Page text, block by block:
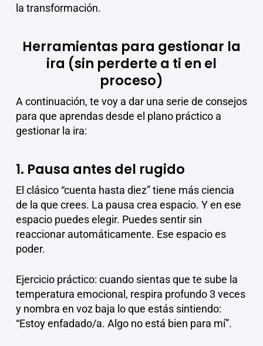
la transformación.
Herramientas para gestionar la
ira (sin perderte a ti en el
proceso)
A continuación, te voy a dar una serie de consejos
para que aprendas desde el plano práctico a
gestionar la ira:
1. Pausa antes del rugido
El clásico “cuenta hasta diez” tiene más ciencia
de la que crees. La pausa crea espacio. Y en ese
espacio puedes elegir. Puedes sentir sin
reaccionar automáticamente. Ese espacio es
poder.
Ejercicio práctico: cuando sientas que te sube la
temperatura emocional, respira profundo 3 veces
y nombra en voz baja lo que estás sintiendo:
“Estoy enfadado/a. Algo no está bien para mí”.